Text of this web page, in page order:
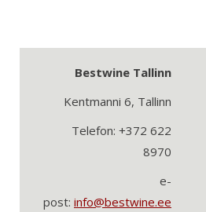
Bestwine Tallinn
Kentmanni 6, Tallinn
Telefon: +372 622
8970
e-
post: info@bestwine.ee